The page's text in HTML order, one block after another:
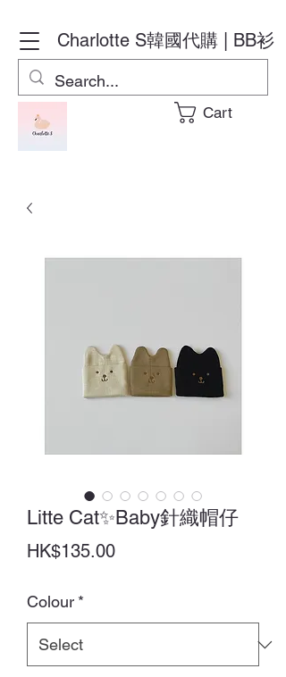
Charlotte S韓國代購 | BB衫
Cart
Litte Cat✨Baby針織帽仔
HK$135.00Price
Colour *